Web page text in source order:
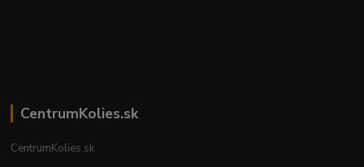
CentrumKolies.sk
CentrumKolies.sk